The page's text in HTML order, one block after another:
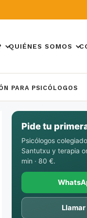
QUIÉNES SOMOS
PARA PSICÓLOGOS
Pide tu
Psicólogos
Santutxu y terapia
min · 80 €.
Llamar